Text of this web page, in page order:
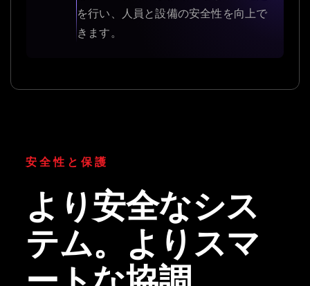
を行い、人員と設備の安全性を向上で
きます。
安全性と保護
より安全なシス
テム。よりスマ